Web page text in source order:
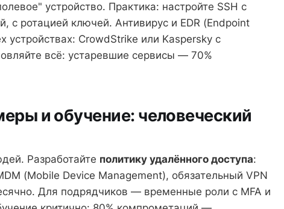
устройство. Практика: настройте SSH с
с ротацией ключей. Антивирус и EDR (Endpoint
устройствах: CrowdStrike или Kaspersky с
всё: устаревшие сервисы — 70%
и обучение: человеческий
Разработайте политику удалённого доступа:
(Mobile Device Management), обязательный VPN
Для подрядчиков — временные роли с MFA и